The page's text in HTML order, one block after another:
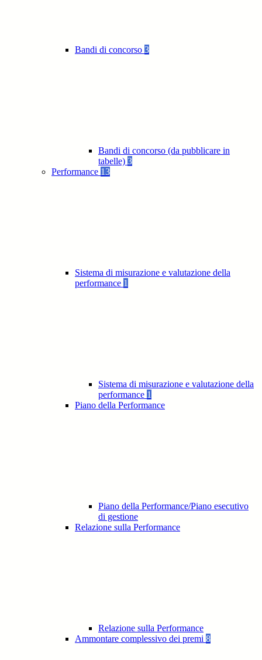
Bandi di concorso 3
Bandi di concorso (da pubblicare in
tabelle) 3
Performance 13
Sistema di misurazione e valutazione della
performance 1
Sistema di misurazione e valutazione della
performance 1
Piano della Performance
Piano della Performance/Piano esecutivo
di gestione
Relazione sulla Performance
Relazione sulla Performance
Ammontare complessivo dei premi 8